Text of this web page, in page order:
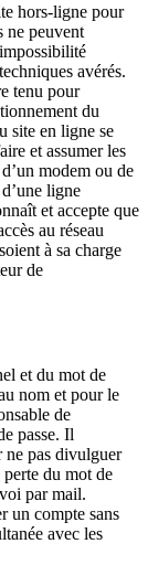
hors-ligne pour
ne peuvent
avérés.
tenu pour
du
site en ligne se
et assumer les
modem ou de
ligne
et accepte que
au réseau
à sa charge
de
et du mot de
nom et pour le
de
passe. Il
ne pas divulguer
perte du mot de
par mail.
un compte sans
avec les